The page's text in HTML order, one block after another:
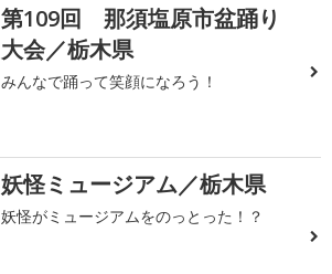
第109回 那須塩原市盆踊り
大会／栃木県
みんなで踊って笑顔になろう！
妖怪ミュージアム／栃木県
妖怪がミュージアムをのっとった！？